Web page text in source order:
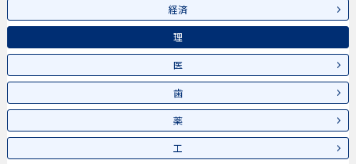
経済
理
医
歯
薬
工